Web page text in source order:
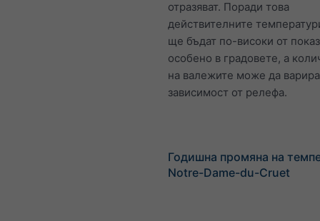
отразяват. Поради това
действителните
ще бъдат по-високи от
особено в градовете, а
на валежите може да
зависимост от релефа.
Годишна промяна на
Notre-Dame-du-Cruet